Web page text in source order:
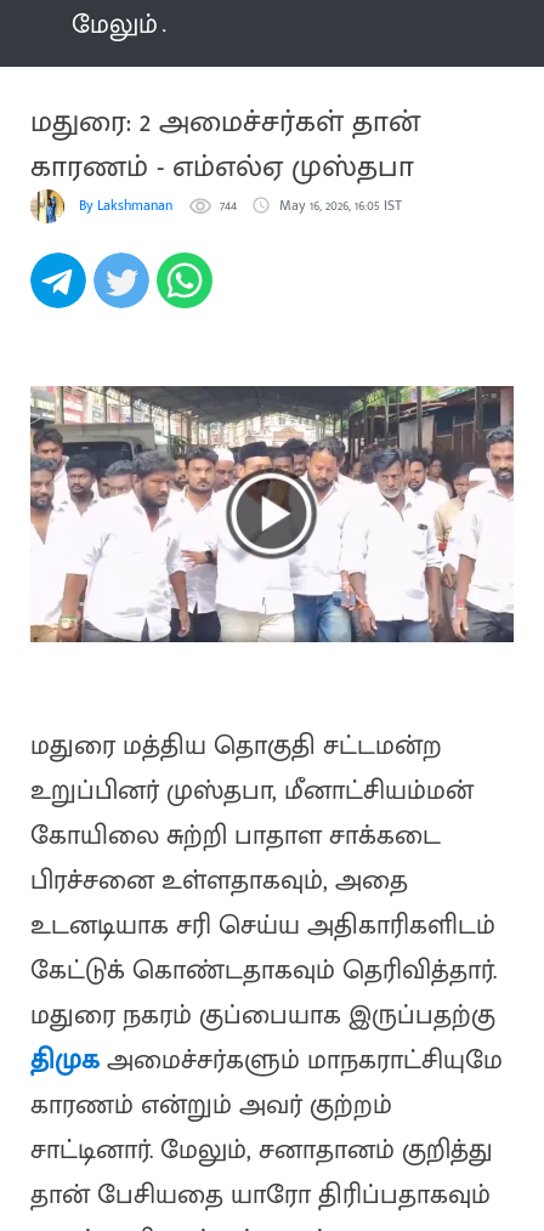
மேலும்
மதுரை: 2 அமைச்சர்கள் தான்
காரணம் - எம்எல்ஏ முஸ்தபா
By Lakshmanan 744 May 16, 2026, 16:05 IST
மதுரை மத்திய தொகுதி சட்டமன்ற
உறுப்பினர் முஸ்தபா, மீனாட்சியம்மன்
கோயிலை சுற்றி பாதாள சாக்கடை
பிரச்சனை உள்ளதாகவும், அதை
உடனடியாக சரி செய்ய அதிகாரிகளிடம்
கேட்டுக் கொண்டதாகவும் தெரிவித்தார்.
மதுரை நகரம் குப்பையாக இருப்பதற்கு
திமுகஅமைச்சர்களும் மாநகராட்சியுமே
காரணம் என்றும் அவர் குற்றம்
சாட்டினார். மேலும், சனாதானம் குறித்து
தான் பேசியதை யாரோ திரிப்பதாகவும்